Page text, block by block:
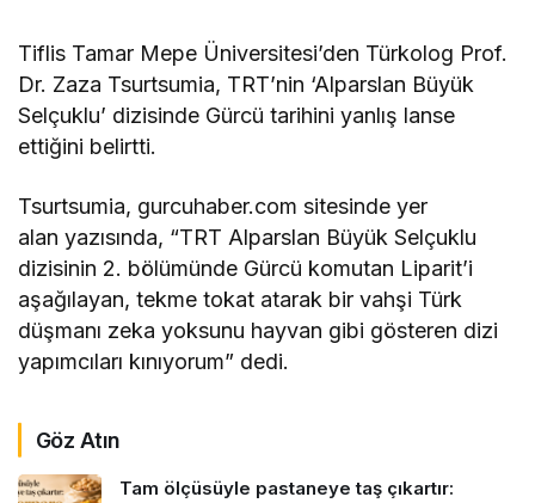
Tiflis Tamar Mepe Üniversitesi’den Türkolog Prof.
Dr. Zaza Tsurtsumia, TRT’nin ‘Alparslan Büyük
Selçuklu’ dizisinde Gürcü tarihini yanlış lanse
ettiğini belirtti.
Tsurtsumia, gurcuhaber.com sitesinde yer
alan yazısında, “TRT Alparslan Büyük Selçuklu
dizisinin 2. bölümünde Gürcü komutan Liparit’i
aşağılayan, tekme tokat atarak bir vahşi Türk
düşmanı zeka yoksunu hayvan gibi gösteren dizi
yapımcıları kınıyorum” dedi.
Göz Atın
Tam ölçüsüyle pastaneye taş çıkartır: